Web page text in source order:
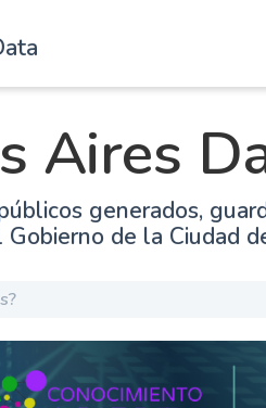
Aires
generados,
de la Ciudad